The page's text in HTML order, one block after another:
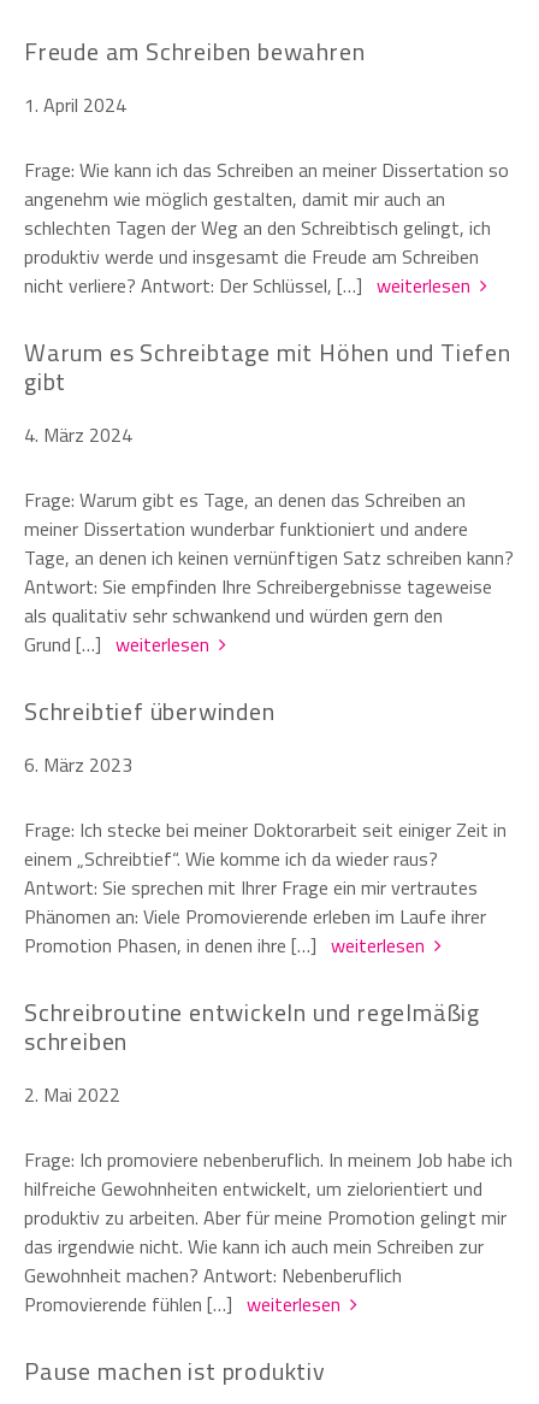
Freude am Schreiben bewahren
1. April 2024
Frage: Wie kann ich das Schreiben an meiner Dissertation so
angenehm wie möglich gestalten, damit mir auch an
schlechten Tagen der Weg an den Schreibtisch gelingt, ich
produktiv werde und insgesamt die Freude am Schreiben
nicht verliere? Antwort: Der Schlüssel, […] weiterlesen
Warum es Schreibtage mit Höhen und Tiefen
gibt
4. März 2024
Frage: Warum gibt es Tage, an denen das Schreiben an
meiner Dissertation wunderbar funktioniert und andere
Tage, an denen ich keinen vernünftigen Satz schreiben kann?
Antwort: Sie empfinden Ihre Schreibergebnisse tageweise
als qualitativ sehr schwankend und würden gern den
Grund […] weiterlesen
Schreibtief überwinden
6. März 2023
Frage: Ich stecke bei meiner Doktorarbeit seit einiger Zeit in
einem „Schreibtief“. Wie komme ich da wieder raus?
Antwort: Sie sprechen mit Ihrer Frage ein mir vertrautes
Phänomen an: Viele Promovierende erleben im Laufe ihrer
Promotion Phasen, in denen ihre […] weiterlesen
Schreibroutine entwickeln und regelmäßig
schreiben
2. Mai 2022
Frage: Ich promoviere nebenberuflich. In meinem Job habe ich
hilfreiche Gewohnheiten entwickelt, um zielorientiert und
produktiv zu arbeiten. Aber für meine Promotion gelingt mir
das irgendwie nicht. Wie kann ich auch mein Schreiben zur
Gewohnheit machen? Antwort: Nebenberuflich
Promovierende fühlen […] weiterlesen
Pause machen ist produktiv